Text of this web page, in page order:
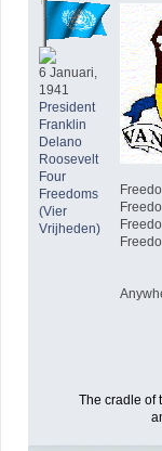
6 Januari,
1941
President
Franklin
Delano
Roosevelt
Four
Freedoms
(Vier
Vrijheden)
The cradle of